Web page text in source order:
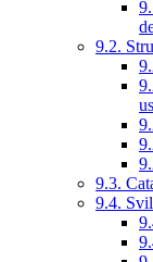
9.2.
9.3.
9.4.